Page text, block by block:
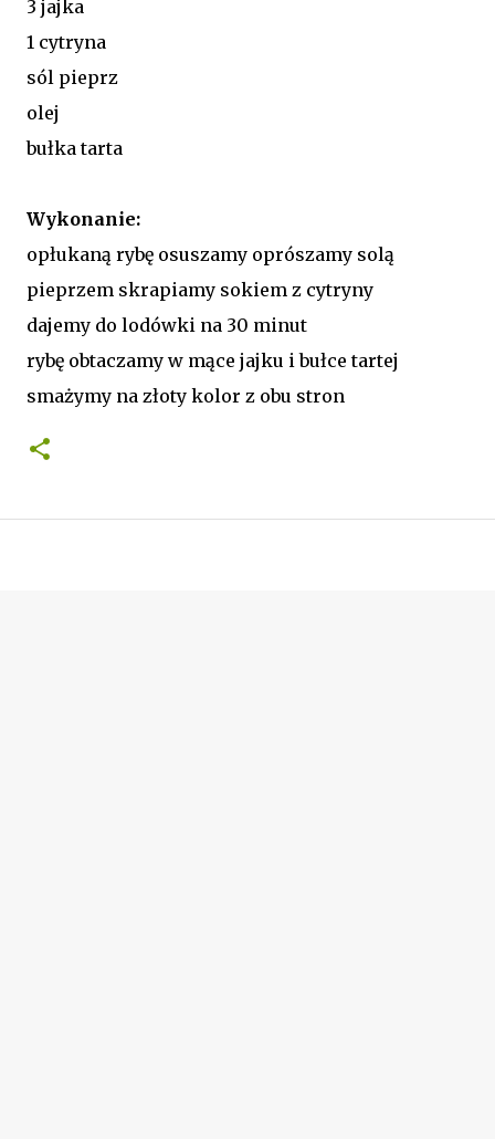
3 jajka
1 cytryna
sól pieprz
olej
bułka tarta
Wykonanie:
opłukaną rybę osuszamy oprószamy solą
pieprzem skrapiamy sokiem z cytryny
dajemy do lodówki na 30 minut
rybę obtaczamy w mące jajku i bułce tartej
smażymy na złoty kolor z obu stron